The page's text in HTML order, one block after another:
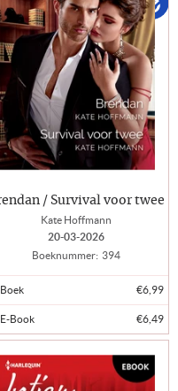
/ Survival voor twee
Kate Hoffmann
20-03-2026
Boeknummer: 394
Boek €6,99
E-Book €6,49